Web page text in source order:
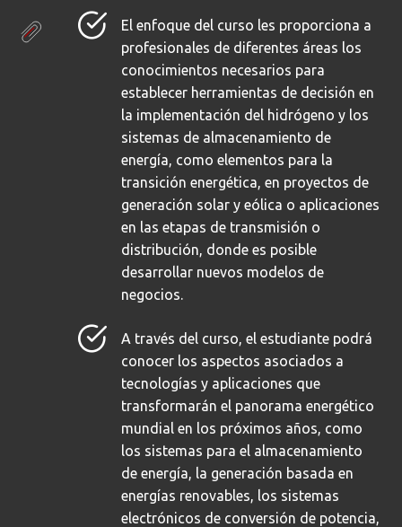
El enfoque del curso les proporciona a
profesionales de diferentes áreas los
conocimientos necesarios para
establecer herramientas de decisión en
la implementación del hidrógeno y los
sistemas de almacenamiento de
energía, como elementos para la
transición energética, en proyectos de
generación solar y eólica o aplicaciones
en las etapas de transmisión o
distribución, donde es posible
desarrollar nuevos modelos de
negocios.
A través del curso, el estudiante podrá
conocer los aspectos asociados a
tecnologías y aplicaciones que
transformarán el panorama energético
mundial en los próximos años, como
los sistemas para el almacenamiento
de energía, la generación basada en
energías renovables, los sistemas
electrónicos de conversión de potencia,